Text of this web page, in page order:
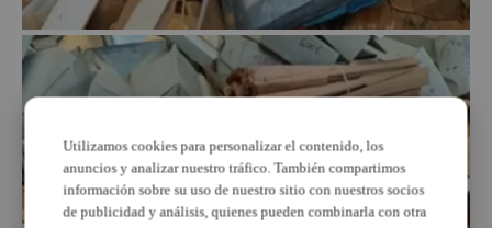
Utilizamos cookies para personalizar el contenido, los
anuncios y analizar nuestro tráfico. También compartimos
información sobre su uso de nuestro sitio con nuestros socios
de publicidad y análisis, quienes pueden combinarla con otra